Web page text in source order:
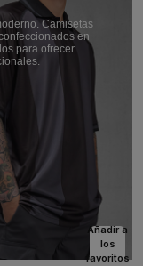
Camisetas
en
para ofrecer
Añadir a
los
favoritos